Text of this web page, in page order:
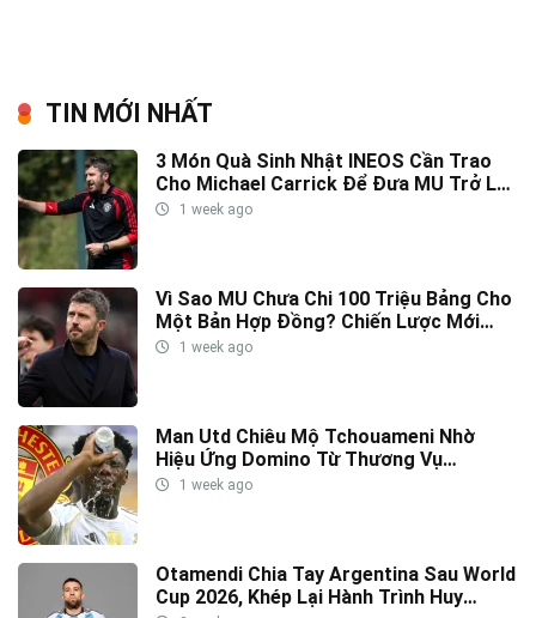
TIN MỚI NHẤT
3 Món Quà Sinh Nhật INEOS Cần Trao
Cho Michael Carrick Để Đưa MU Trở Lại
Đỉnh Cao
1 week ago
Vì Sao MU Chưa Chi 100 Triệu Bảng Cho
Một Bản Hợp Đồng? Chiến Lược Mới
Của INEOS Được Hé Lộ
1 week ago
Man Utd Chiêu Mộ Tchouameni Nhờ
Hiệu Ứng Domino Từ Thương Vụ
Diomande
1 week ago
Otamendi Chia Tay Argentina Sau World
Cup 2026, Khép Lại Hành Trình Huy